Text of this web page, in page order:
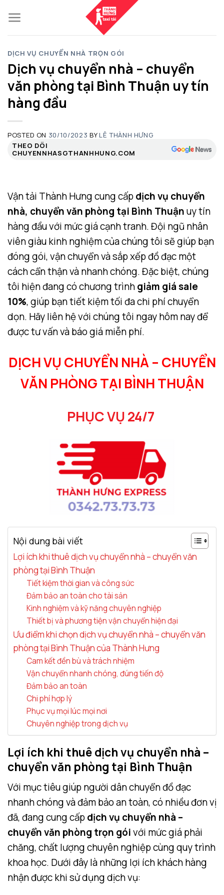
to
content
DỊCH VỤ CHUYỂN NHÀ TRỌN GÓI
Dịch vụ chuyển nhà – chuyển
văn phòng tại Bình Thuận uy tín
hàng đầu
POSTED ON 30/10/2023 BY LÊ THÀNH HƯNG
THEO DÕI
CHUYENNHASGTHANHHUNG.COM
Vận tải Thành Hưng cung cấpdịch vụ chuyển
nhà, chuyển văn phòng tại Bình Thuậnuy tín
hàng đầu với mức giá cạnh tranh. Đội ngũ nhân
viên giàu kinh nghiệm của chúng tôi sẽ giúp bạn
đóng gói, vận chuyển và sắp xếp đồ đạc một
cách cẩn thận và nhanh chóng. Đặc biệt, chúng
tôi hiện đang có chương trìnhgiảm giá sale
10%, giúp bạn tiết kiệm tối đa chi phí chuyển
dọn. Hãy liên hệ với chúng tôi ngay hôm nay để
được tư vấn và báo giá miễn phí.
DỊCH VỤ CHUYỂN NHÀ – CHUYỂN
VĂN PHÒNG TẠI BÌNH THUẬN
PHỤC VỤ 24/7
Nội dung bài viết
Lợi ích khi thuê dịch vụ chuyển nhà – chuyển văn
phòng tại Bình Thuận
Tiết kiệm thời gian và công sức
Đảm bảo an toàn cho tài sản
Kinh nghiệm và kỹ năng chuyên nghiệp
Thiết bị và phương tiện vận chuyển hiện đại
Ưu điểm khi chọn dịch vụ chuyển nhà – chuyển văn
phòng tại Bình Thuận của Thành Hưng
Cam kết đền bù và trách nhiệm
Vận chuyển nhanh chóng, đúng tiến độ
Đảm bảo an toàn
Chi phí hợp lý
Phục vụ mọi lúc mọi nơi
Chuyên nghiệp trong dịch vụ
Lợi ích khi thuê dịch vụ chuyển nhà –
chuyển văn phòng tại Bình Thuận
Với mục tiêu giúp người dân chuyển đồ đạc
nhanh chóng và đảm bảo an toàn, có nhiều đơn vị
đã, đang cung cấpdịch vụ chuyển nhà –
chuyển văn phòng trọn góivới mức giá phải
chăng, chất lượng chuyên nghiệp cùng quy trình
khoa học. Dưới đây là những lợi ích khách hàng
nhận được khi sử dụng dịch vụ: